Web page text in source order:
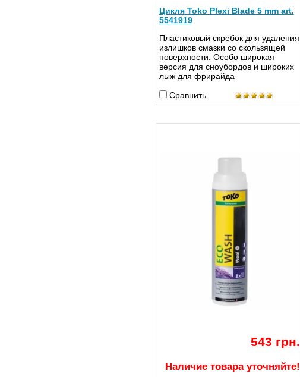
Цикля Toko Plexi Blade 5 mm art.
5541919
Пластиковый скребок для удаления
излишков смазки со скользящей
поверхности. Особо широкая
версия для сноубордов и широких
лыж для фрирайда
Сравнить
543 грн.
Наличие товара уточняйте!